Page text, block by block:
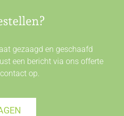
gezaagd en geschaafd
een bericht via ons offerte
contactop.